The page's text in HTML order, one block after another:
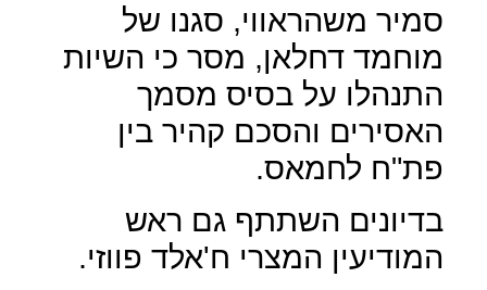
סמיר משהראווי, סגנו של
מוחמד דחלאן, מסר כי השיות
התנהלו על בסיס מסמך
האסירים והסכם קהיר בין
פת"ח לחמאס.
בדיונים השתתף גם ראש
המודיעין המצרי ח'אלד פווזי.